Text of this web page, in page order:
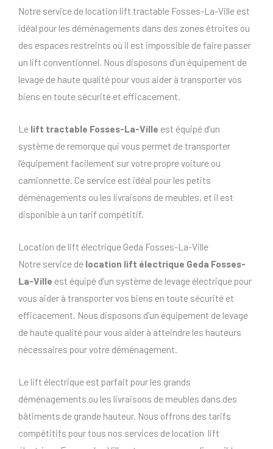
Notre service de location lift tractable Fosses-La-Ville est
idéal pour les déménagements dans des zones étroites ou
des espaces restreints où il est impossible de faire passer
un lift conventionnel. Nous disposons d’un équipement de
levage de haute qualité pour vous aider à transporter vos
biens en toute sécurité et efficacement.
Le lift tractable Fosses-La-Ville est équipé d’un
système de remorque qui vous permet de transporter
l’équipement facilement sur votre propre voiture ou
camionnette. Ce service est idéal pour les petits
déménagements ou les livraisons de meubles, et il est
disponible à un tarif compétitif.
Location de lift électrique Geda Fosses-La-Ville
Notre service de location lift électrique Geda Fosses-
La-Ville est équipé d’un système de levage électrique pour
vous aider à transporter vos biens en toute sécurité et
efficacement. Nous disposons d’un équipement de levage
de haute qualité pour vous aider à atteindre les hauteurs
nécessaires pour votre déménagement.
Le lift électrique est parfait pour les grands
déménagements ou les livraisons de meubles dans des
bâtiments de grande hauteur. Nous offrons des tarifs
compétitifs pour tous nos services de location lift